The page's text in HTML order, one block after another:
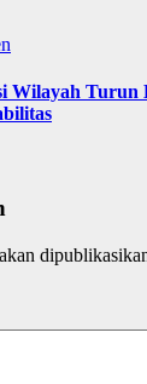
Wilayah Turun